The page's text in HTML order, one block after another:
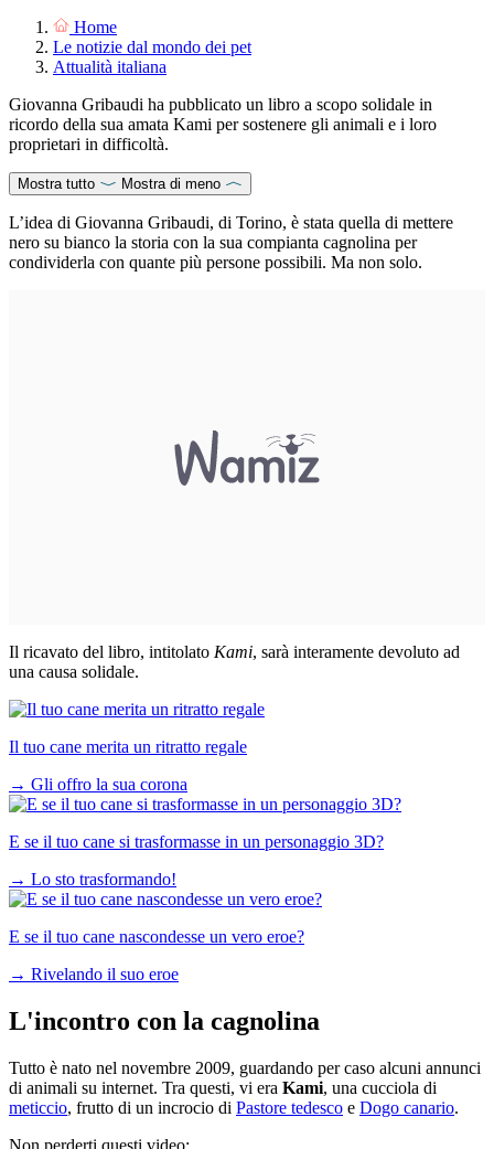
Home
Le notizie dal mondo dei pet
Attualità italiana
Giovanna Gribaudi ha pubblicato un libro a scopo solidale in
ricordo della sua amata Kami per sostenere gli animali e i loro
proprietari in difficoltà.
Mostra tutto Mostra di meno
L’idea di Giovanna Gribaudi, di Torino, è stata quella di mettere
nero su bianco la storia con la sua compianta cagnolina per
condividerla con quante più persone possibili. Ma non solo.
Il ricavato del libro, intitolato Kami, sarà interamente devoluto ad
una causa solidale.
Il tuo cane merita un ritratto regale
→ Gli offro la sua corona
E se il tuo cane si trasformasse in un personaggio 3D?
→ Lo sto trasformando!
E se il tuo cane nascondesse un vero eroe?
→ Rivelando il suo eroe
L'incontro con la cagnolina
Tutto è nato nel novembre 2009, guardando per caso alcuni annunci
di animali su internet. Tra questi, vi era Kami, una cucciola di
meticcio, frutto di un incrocio di Pastore tedesco e Dogo canario.
Non perderti questi video: